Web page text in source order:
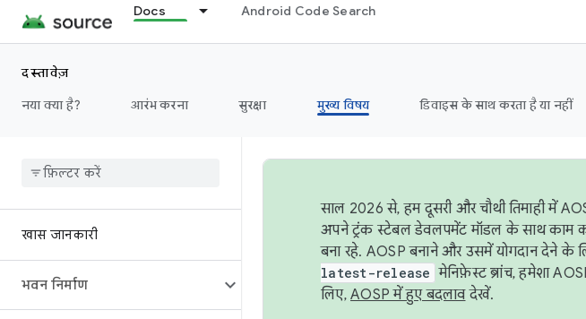
Docs Android Code Search
दस्तावेज़
नया क्या है?
आरंभ करना सुरक्षा मुख्य विषय डिवाइस के साथ करता है या नहीं
खास जानकारी
भवन निर्माण
साल 2026 से, हम दूसरी और चौथी तिमाही में
अपने ट्रंक स्टेबल डेवलपमेंट मॉडल के साथ काम
बना रहे. AOSP बनाने और उसमें योगदान देने के
latest-release मेनिफ़ेस्ट ब्रांच, हमेशा
लिए, AOSP में हुए बदलावदेखें.